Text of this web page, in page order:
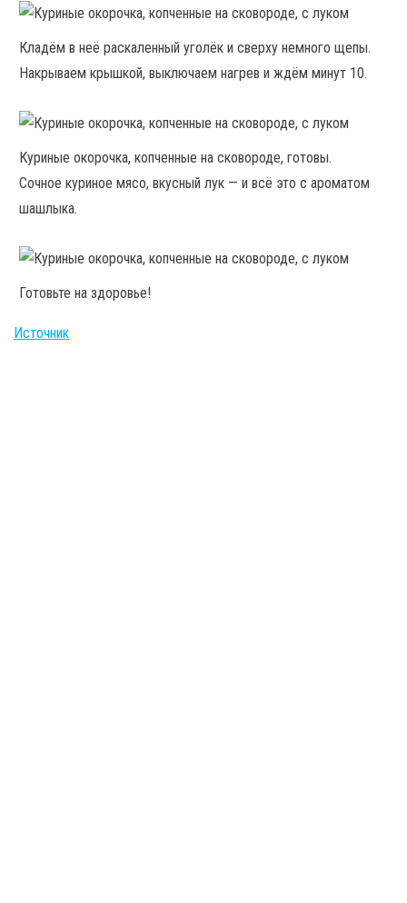
Кладём в неё раскаленный уголёк и сверху немного щепы.
Накрываем крышкой, выключаем нагрев и ждём минут 10.
Куриные окорочка, копченные на сковороде, готовы.
Сочное куриное мясо, вкусный лук — и всё это с ароматом
шашлыка.
Готовьте на здоровье!
Источник